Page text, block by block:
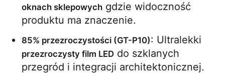
Przezroczysty wyświetlacz LED
Ekran LED SMD
Płyty wyświetleniowe LED zewnętrzne
oknach sklepowych gdzie widoczność
produktu ma znaczenie.
85% przezroczystości (GT-P10)
przezroczysty film LED do szklanych
przegród i integracji architektonicznej.